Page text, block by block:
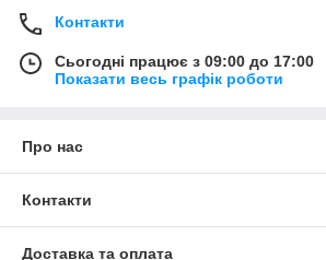
Контакти
Сьогодні працює з 09:00 до 17:00
Показати весь графік роботи
Про нас
Контакти
Доставка та оплата